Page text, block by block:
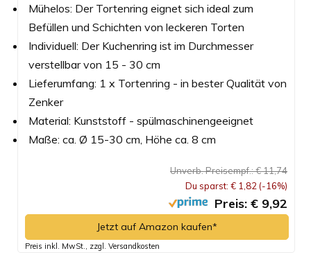
Mühelos: Der Tortenring eignet sich ideal zum
Befüllen und Schichten von leckeren Torten
Individuell: Der Kuchenring ist im Durchmesser
verstellbar von 15 - 30 cm
Lieferumfang: 1 x Tortenring - in bester Qualität von
Zenker
Material: Kunststoff - spülmaschinengeeignet
Maße: ca. Ø 15-30 cm, Höhe ca. 8 cm
Unverb. Preisempf.: € 11,74
Du sparst: € 1,82 (-16%)
Preis: € 9,92
Jetzt auf Amazon kaufen*
Preis inkl. MwSt., zzgl. Versandkosten